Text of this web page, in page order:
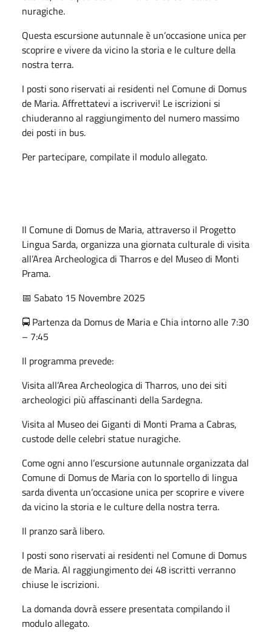
nuragiche.
Questa escursione autunnale è un’occasione unica per
scoprire e vivere da vicino la storia e le culture della
nostra terra.
I posti sono riservati ai residenti nel Comune di Domus
de Maria. Affrettatevi a iscrivervi! Le iscrizioni si
chiuderanno al raggiungimento del numero massimo
dei posti in bus.
Per partecipare, compilate il modulo allegato.
Il Comune di Domus de Maria, attraverso il Progetto
Lingua Sarda, organizza una giornata culturale di visita
all’Area Archeologica di Tharros e del Museo di Monti
Prama.
📅 Sabato 15 Novembre 2025
🚍 Partenza da Domus de Maria e Chia intorno alle 7:30
– 7:45
Il programma prevede:
Visita all’Area Archeologica di Tharros, uno dei siti
archeologici più affascinanti della Sardegna.
Visita al Museo dei Giganti di Monti Prama a Cabras,
custode delle celebri statue nuragiche.
Come ogni anno l’escursione autunnale organizzata dal
Comune di Domus de Maria con lo sportello di lingua
sarda diventa un’occasione unica per scoprire e vivere
da vicino la storia e le culture della nostra terra.
Il pranzo sarà libero.
I posti sono riservati ai residenti nel Comune di Domus
de Maria. Al raggiungimento dei 48 iscritti verranno
chiuse le iscrizioni.
La domanda dovrà essere presentata compilando il
modulo allegato.